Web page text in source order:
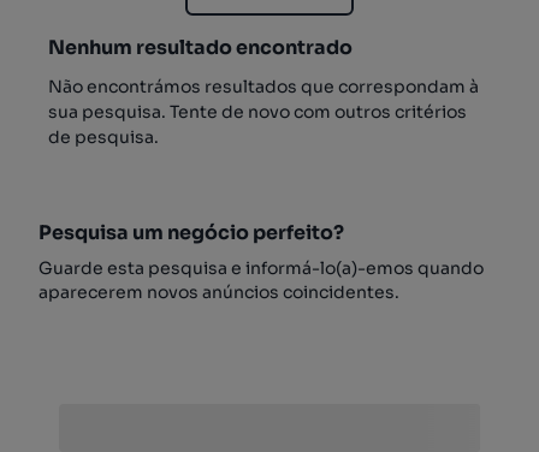
Nenhum resultado encontrado
Não encontrámos resultados que correspondam à
sua pesquisa. Tente de novo com outros critérios
de pesquisa.
Pesquisa um negócio perfeito?
Guarde esta pesquisa e informá-lo(a)-emos quando
aparecerem novos anúncios coincidentes.